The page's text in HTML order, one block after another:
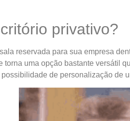
privativo?
reservada para sua empresa
torna uma opção bastante versátil
de personalização de